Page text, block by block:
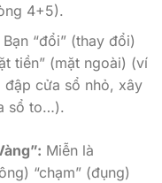
4+5).
“đổi” (thay đổi)
tiền” (mặt ngoài) (ví
đập cửa sổ nhỏ, xây
sổ to…).
Miễn là
“chạm” (đụng)